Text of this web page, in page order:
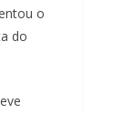
o
do